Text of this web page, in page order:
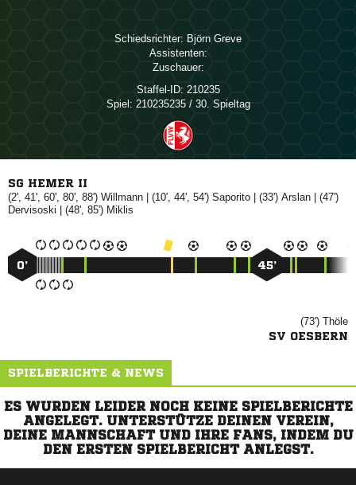
Schiedsrichter:  
Assistenten:
Zuschauer:
Staffel-ID: 210235
Spiel: 210235235 / 30. Spieltag
SG HEMER II
(2', 41', 60', 80', 88')  | (10', 44', 54')  | (33')  | (47')
 | (48', 85') 
0’ 45’
(73') 
SV OESBERN
SPIELBERICHTE & NEWS
ES WURDEN LEIDER NOCH KEINE SPIELBERICHTE
ANGELEGT. UNTERSTÜTZE DEINEN VEREIN,
DEINE MANNSCHAFT UND IHRE FANS, INDEM DU
DEN ERSTEN SPIELBERICHT ANLEGST.